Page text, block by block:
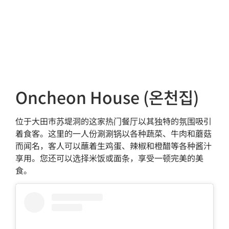
Oncheon House (온천집)
位于大田市苏堤洞的这家热门餐厅以其独特的氛围吸引
着食客。这里的一人份涮涮锅以各种蔬菜、牛肉和蘑菇
而闻名，客人可以蘸着生鸡蛋、辣椒和橙醋等各种酱汁
享用。您还可以选择米饭或面条，享受一顿完美的美
食。